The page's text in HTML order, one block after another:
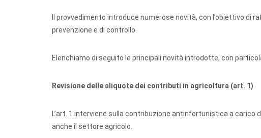
Il provvedimento introduce numerose novità, con l’obiettivo
prevenzione e di controllo.
Elenchiamo di seguito le principali novità introdotte, con
Revisione delle aliquote dei contributi in agricoltura (art. 1)
L’art. 1 interviene sulla contribuzione antinfortunistica a
anche il settore agricolo.